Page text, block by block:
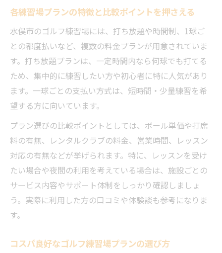
各練習場プランの特徴と比較ポイントを押さえる
水俣市のゴルフ練習場には、打ち放題や時間制、1球ご
との都度払いなど、複数の料金プランが用意されていま
す。打ち放題プランは、一定時間内なら何球でも打てる
ため、集中的に練習したい方や初心者に特に人気があり
ます。一球ごとの支払い方式は、短時間・少量練習を希
望する方に向いています。
プラン選びの比較ポイントとしては、ボール単価や打席
料の有無、レンタルクラブの料金、営業時間、レッスン
対応の有無などが挙げられます。特に、レッスンを受け
たい場合や夜間の利用を考えている場合は、施設ごとの
サービス内容やサポート体制をしっかり確認しましょ
う。実際に利用した方の口コミや体験談も参考になりま
す。
コスパ良好なゴルフ練習場プランの選び方